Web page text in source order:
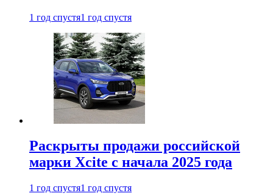
1 год спустя1 год спустя
Раскрыты продажи российской
марки Xcite с начала 2025 года
1 год спустя1 год спустя